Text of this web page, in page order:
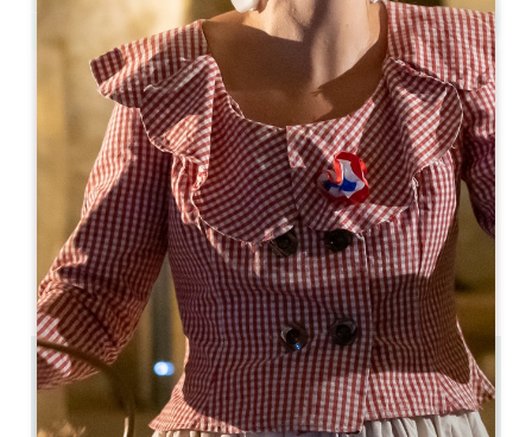
Leaflet
Gastronomie et bien-être
Arveyres
33500 Arveyres
05 57 55 28 20
Pónganse en contacto con nosotros
Capacidad de la sala en forma de U : 32
Capacidad del teatro : 60
17.3 km
Copiar código GPS